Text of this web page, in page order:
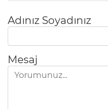
Adınız Soyadınız
Mesaj